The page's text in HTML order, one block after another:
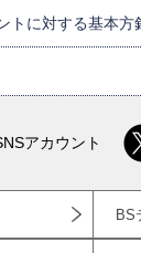
トに対する基本方
アカウント
BS